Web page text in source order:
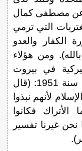
عن مصطفى كمال
التي ترمي
والعدو
ومن هؤلاء
في بيروت
الأسبق الذي قال في محاضرة له سنة 1951: (قال
لأنهم نبذوا
الأتراك فكانوا
نحن غيرنا تفسير